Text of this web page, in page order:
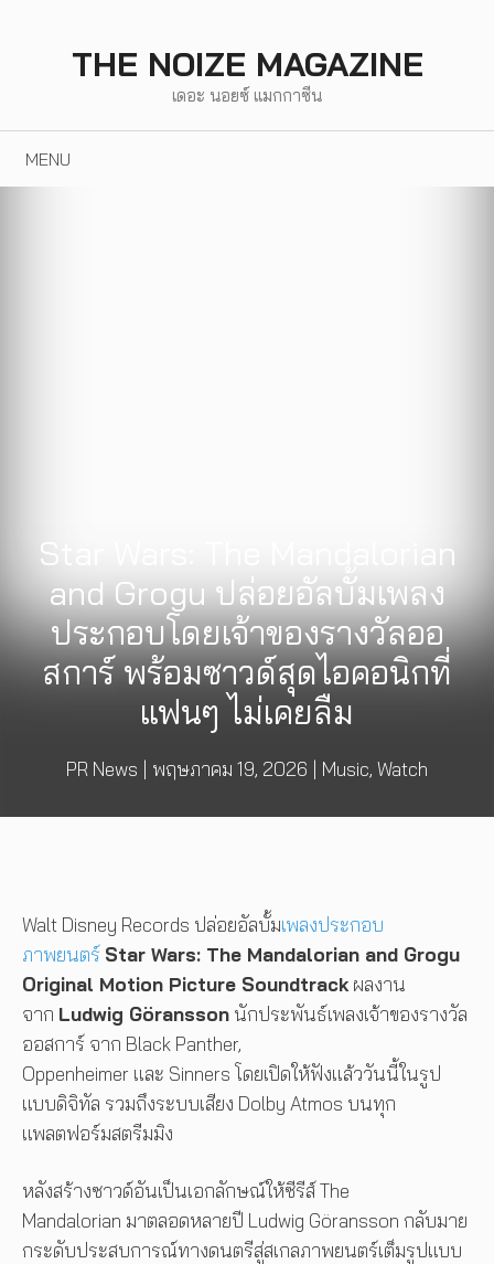
THE NOIZE MAGAZINE
เดอะ นอยซ์ แมกกาซีน
MENU
Star Wars: The Mandalorian
and Grogu ปล่อยอัลบั้มเพลง
ประกอบโดยเจ้าของรางวัลออ
สการ์ พร้อมซาวด์สุดไอคอนิกที่
แฟนๆ ไม่เคยลืม
PR News | พฤษภาคม 19, 2026 | Music, Watch
Walt Disney Records ปล่อยอัลบั้มเพลงประกอบ
ภาพยนตร์ Star Wars: The Mandalorian and Grogu
Original Motion Picture Soundtrack ผลงาน
จาก Ludwig Göransson นักประพันธ์เพลงเจ้าของรางวัล
ออสการ์ จาก Black Panther,
Oppenheimer และ Sinners โดยเปิดให้ฟังแล้ววันนี้ในรูป
แบบดิจิทัล รวมถึงระบบเสียง Dolby Atmos บนทุก
แพลตฟอร์มสตรีมมิง
หลังสร้างซาวด์อันเป็นเอกลักษณ์ให้ซีรีส์ The
Mandalorian มาตลอดหลายปี Ludwig Göransson กลับมาย
กระดับประสบการณ์ทางดนตรีสู่สเกลภาพยนตร์เต็มรูปแบบ